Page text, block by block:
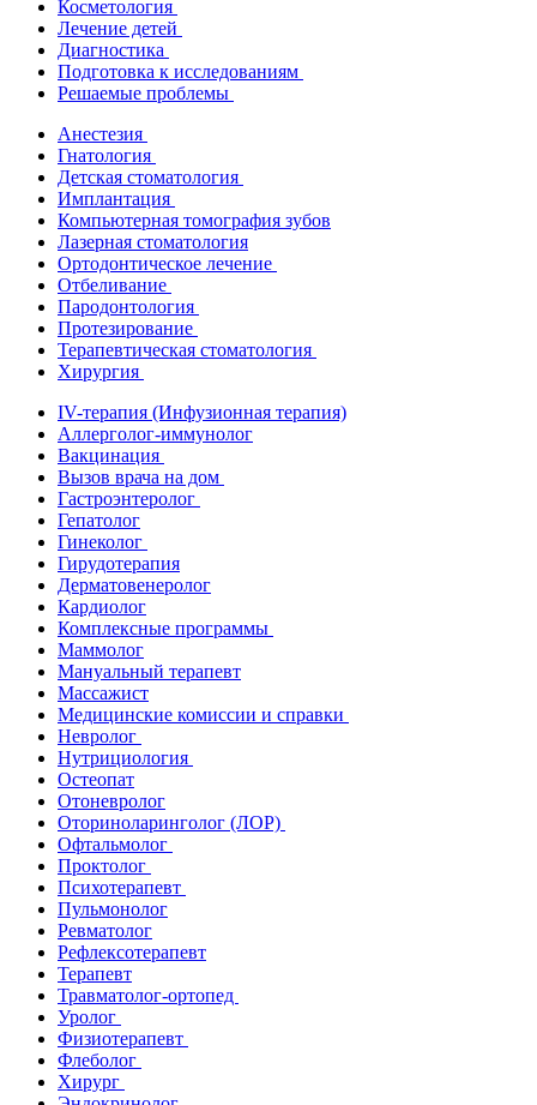
Косметология
Лечение детей
Диагностика
Подготовка к исследованиям
Решаемые проблемы
Анестезия
Гнатология
Детская стоматология
Имплантация
Компьютерная томография зубов
Лазерная стоматология
Ортодонтическое лечение
Отбеливание
Пародонтология
Протезирование
Терапевтическая стоматология
Хирургия
IV-терапия (Инфузионная терапия)
Аллерголог-иммунолог
Вакцинация
Вызов врача на дом
Гастроэнтеролог
Гепатолог
Гинеколог
Гирудотерапия
Дерматовенеролог
Кардиолог
Комплексные программы
Маммолог
Мануальный терапевт
Массажист
Медицинские комиссии и справки
Невролог
Нутрициология
Остеопат
Отоневролог
Оториноларинголог (ЛОР)
Офтальмолог
Проктолог
Психотерапевт
Пульмонолог
Ревматолог
Рефлексотерапевт
Терапевт
Травматолог-ортопед
Уролог
Физиотерапевт
Флеболог
Хирург